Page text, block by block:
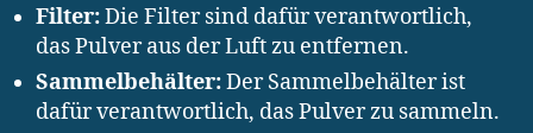
Filter:Die Filter sind dafür verantwortlich,
das Pulver aus der Luft zu entfernen.
Sammelbehälter:Der Sammelbehälter ist
dafür verantwortlich, das Pulver zu sammeln.